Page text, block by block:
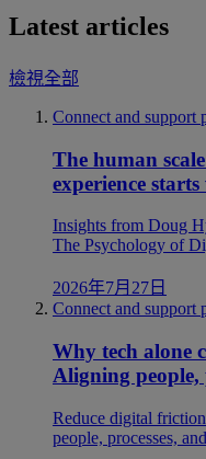
Latest articles
檢視全部
Connect and support
The human
experience
Insights from Doug
The Psychology of
2026年7月27日
Connect and support
Why tech alone
Aligning people,
Reduce digital
people, processes,